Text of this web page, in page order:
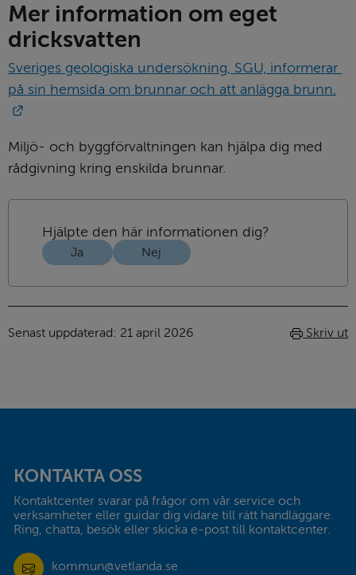
Mer information om eget
dricksvatten
Sveriges geologiska undersökning, SGU, informerar
på sin hemsida om brunnar och att anlägga brunn.
Miljö- och byggförvaltningen kan hjälpa dig med
rådgivning kring enskilda brunnar.
Hjälpte den här informationen dig?
Ja Nej
Senast uppdaterad: 21 april 2026 Skriv ut
KONTAKTA OSS
Kontaktcenter svarar på frågor om vår service och
verksamheter eller guidar dig vidare till rätt handläggare.
Ring, chatta, besök eller skicka e-post till kontaktcenter.
kommun@vetlanda.se